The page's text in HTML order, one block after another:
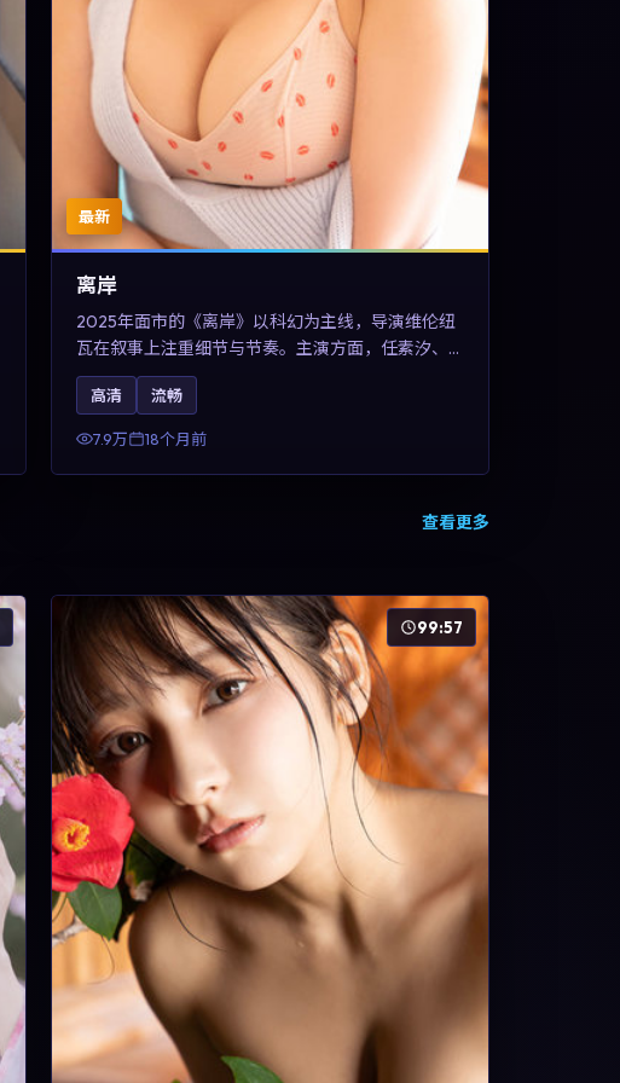
最新
离岸
2025年面市的《离岸》以科幻为主线，导演维伦纽
瓦在叙事上注重细节与节奏。主演方面，任素汐、
王凯与甄子丹的表演为角色增添层次。故事把东方
美学与类型节奏做本土化融合，可作为德国影视爱
好者的高清观影选择。
高清 流畅
7.9万 18个月前
查看更多
99:57